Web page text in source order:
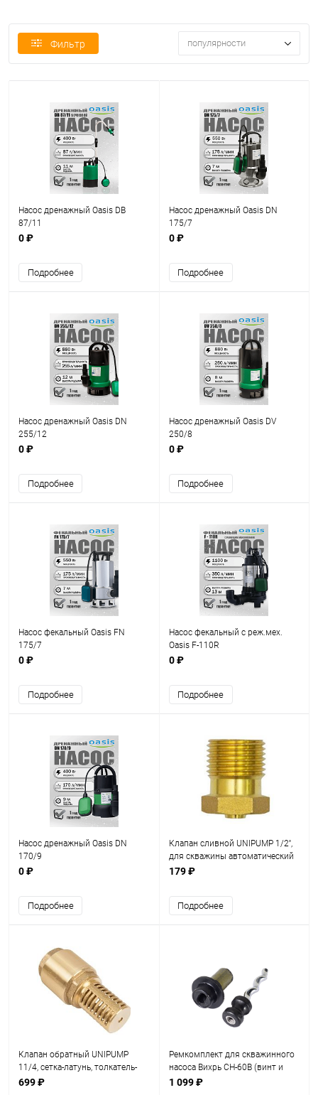
Фильтр популярности
Насос дренажный Oasis DB
87/11
0 ₽
Подробнее
Насос дренажный Oasis DN
175/7
0 ₽
Подробнее
Насос дренажный Оasis DN
255/12
0 ₽
Подробнее
Насос дренажный Oasis DV
250/8
0 ₽
Подробнее
Насос фекальный Оasis FN
175/7
0 ₽
Подробнее
Насос фекальный с реж.мех.
Oasis F-110R
0 ₽
Подробнее
Насос дренажный Oasis DN
170/9
0 ₽
Подробнее
Клапан сливной UNIPUMP 1/2'',
для скважины автоматический
179 ₽
Подробнее
Клапан обратный UNIPUMP
11/4, сетка-латунь, толкатель-
латунь
699 ₽
Ремкомплект для скважинного
насоса Вихрь СН-60В (винт и
корпус) (71/10/9)
1 099 ₽